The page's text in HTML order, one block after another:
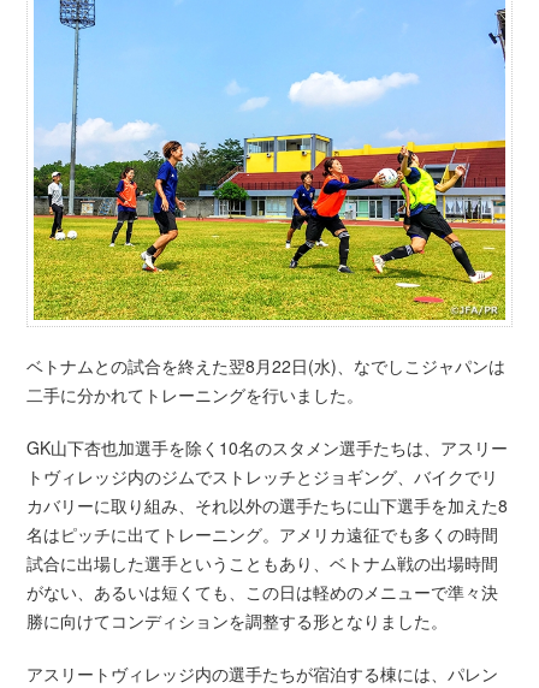
ベトナムとの試合を終えた翌8月22日(水)、なでしこジャパンは
二手に分かれてトレーニングを行いました。
GK山下杏也加選手を除く10名のスタメン選手たちは、アスリー
トヴィレッジ内のジムでストレッチとジョギング、バイクでリ
カバリーに取り組み、それ以外の選手たちに山下選手を加えた8
名はピッチに出てトレーニング。アメリカ遠征でも多くの時間
試合に出場した選手ということもあり、ベトナム戦の出場時間
がない、あるいは短くても、この日は軽めのメニューで準々決
勝に向けてコンディションを調整する形となりました。
アスリートヴィレッジ内の選手たちが宿泊する棟には、パレン